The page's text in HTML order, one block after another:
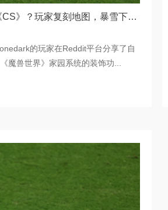
《魔兽世界》能玩《CS》？玩家复刻地图，暴雪下场玩梗
的玩家在Reddit平台分享了自
魔兽世界》家园系统的装饰功...